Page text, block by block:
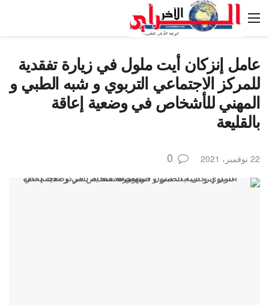
عامل إنزكان أيت ملول في زيارة تفقدية
للمركز الاجتماعي التربوي و شبه الطبي و
المهني للأشخاص في وضعية إعاقة
بالقليعة
22 نوفمبر، 2021 0